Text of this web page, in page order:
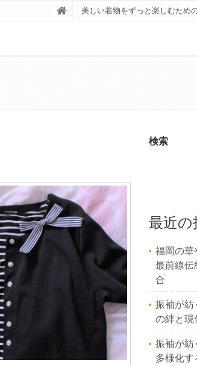
美しい着物をずっと楽しむため
検索
最近の
福岡の華
最前線伝
合
振袖が紡
の絆と現
振袖が紡
多様化す